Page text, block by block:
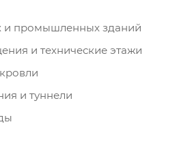
промышленных зданий
и технические этажи
и туннели